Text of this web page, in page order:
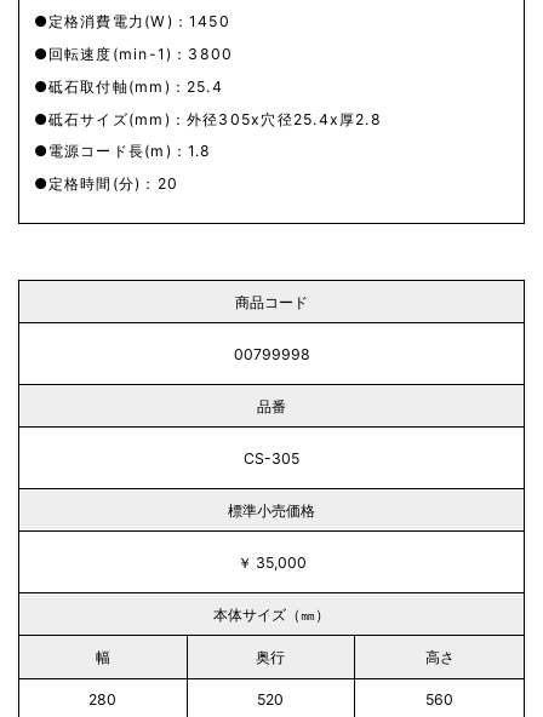
定格消費電力(W)：1450
回転速度(min-1)：3800
砥石取付軸(mm)：25.4
砥石サイズ(mm)：外径305x穴径25.4x厚2.8
電源コード長(m)：1.8
定格時間(分)：20
商品コード
00799998
品番
CS-305
標準小売価格
￥ 35,000
本体サイズ（㎜）
幅 奥行 高さ
280 520 560